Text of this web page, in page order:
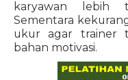
karyawan lebih
Sementara
ukur agar trainer
bahan motivasi.